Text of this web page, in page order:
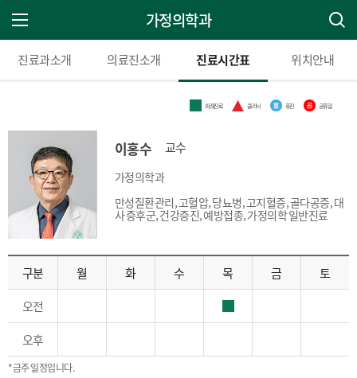
가정의학과
진료과소개 의료진소개 진료시간표 위치안내
외래진료 클리닉 휴진 공휴일
이홍수 교수
가정의학과
만성질환관리, 고혈압, 당뇨병, 고지혈증, 골다공증, 대
사 증후군, 건강증진, 예방접종, 가정의학 일반진료
구분 월 화 수 목 금
토
오전
오후
*금주 일정입니다.